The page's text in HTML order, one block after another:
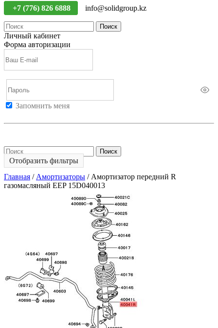
+7 (776) 826 6888 info@solidgroup.kz
Поиск
Личный кабинет
Форма авторизации
Запомнить меня
Поиск
Отобразить фильтры
Главная / Амортизаторы / Амортизатор передний R
газомасляный EEP 15D040013